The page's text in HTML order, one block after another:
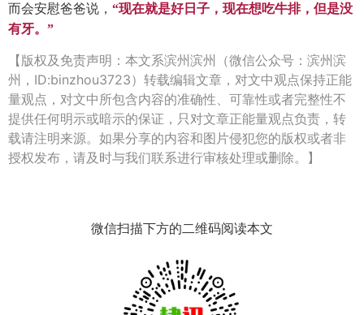
而会安慰爸爸说， “现在就是好日子，现在想吃牛排，但是没
有牙。”
【版权及免责声明：本文系滨州滨州（微信公众号：滨州滨
州，ID:binzhou3723）转载编辑文章，对文中观点保持正能
量观点，对文中所包含内容的准确性、可靠性或者完整性不
提供任何明示或暗示的保证，只对文章正能量观点负责，转
载请注明来源。如果分享的内容和图片侵犯您的版权或者非
授权发布，请及时与我们联系进行审核处理或删除。】
微信扫描下方的二维码阅读本文